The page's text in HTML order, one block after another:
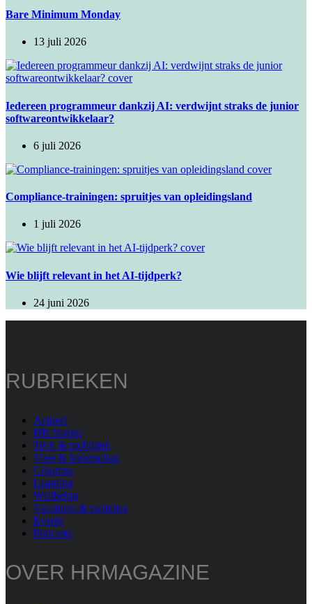
Bare Minimum Monday
13 juli 2026
Iedereen programmeur dankzij AI: verdwijnt straks de junior
softwareontwikkelaar?
6 juli 2026
Compliance-trainingen: spruitjes van opleidingsland
1 juli 2026
Wie blijft relevant in het AI-tijdperk?
24 juni 2026
RUBRIEKEN
Actueel
HR Stories
Tech & mobiliteit
Visie & leiderschap
Columns
Learning
Wellbeing
Vacatures & switches
Events
Podcasts
OVER HRMAGAZINE